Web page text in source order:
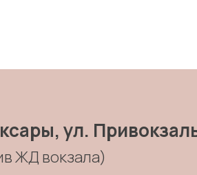
ул.
ЖД вокзала)